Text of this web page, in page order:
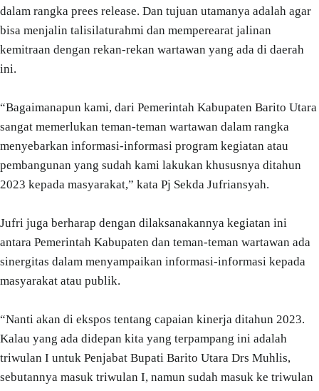
dalam rangka prees release. Dan tujuan utamanya adalah agar
bisa menjalin talisilaturahmi dan memperearat jalinan
kemitraan dengan rekan-rekan wartawan yang ada di daerah
ini.
“Bagaimanapun kami, dari Pemerintah Kabupaten Barito Utara
sangat memerlukan teman-teman wartawan dalam rangka
menyebarkan informasi-informasi program kegiatan atau
pembangunan yang sudah kami lakukan khususnya ditahun
2023 kepada masyarakat,” kata Pj Sekda Jufriansyah.
Jufri juga berharap dengan dilaksanakannya kegiatan ini
antara Pemerintah Kabupaten dan teman-teman wartawan ada
sinergitas dalam menyampaikan informasi-informasi kepada
masyarakat atau publik.
“Nanti akan di ekspos tentang capaian kinerja ditahun 2023.
Kalau yang ada didepan kita yang terpampang ini adalah
triwulan I untuk Penjabat Bupati Barito Utara Drs Muhlis,
sebutannya masuk triwulan I, namun sudah masuk ke triwulan